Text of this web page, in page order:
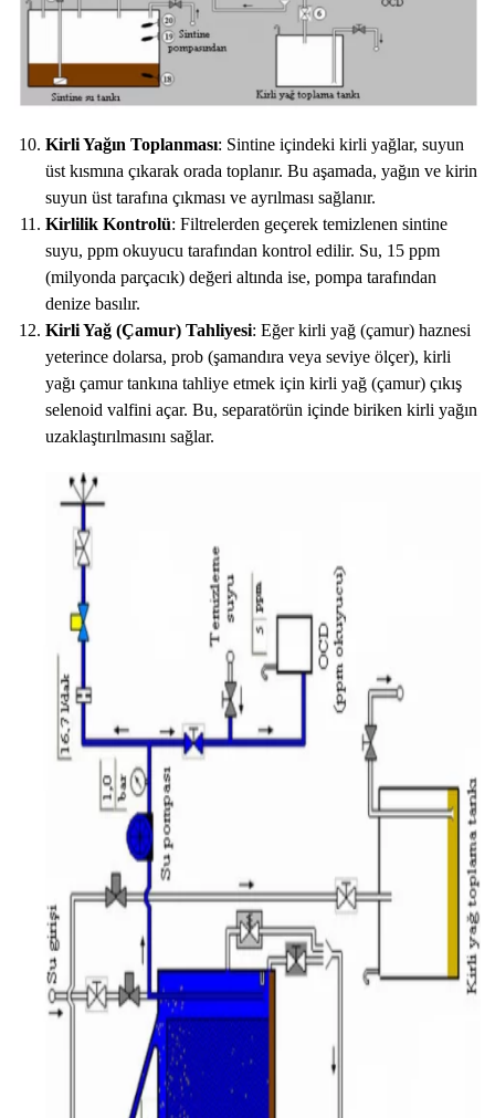
Kirli Yağın Toplanması: Sintine içindeki kirli yağlar, suyun
üst kısmına çıkarak orada toplanır. Bu aşamada, yağın ve kirin
suyun üst tarafına çıkması ve ayrılması sağlanır.
Kirlilik Kontrolü: Filtrelerden geçerek temizlenen sintine
suyu, ppm okuyucu tarafından kontrol edilir. Su, 15 ppm
(milyonda parçacık) değeri altında ise, pompa tarafından
denize basılır.
Kirli Yağ (Çamur) Tahliyesi: Eğer kirli yağ (çamur) haznesi
yeterince dolarsa, prob (şamandıra veya seviye ölçer), kirli
yağı çamur tankına tahliye etmek için kirli yağ (çamur) çıkış
selenoid valfini açar. Bu, separatörün içinde biriken kirli yağın
uzaklaştırılmasını sağlar.